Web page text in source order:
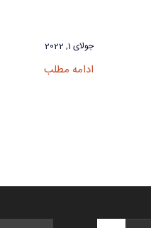
جولای 1, 2022
ادامه مطلب